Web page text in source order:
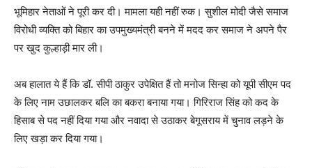
भूमिहार नेताओं ने पूरी कर दी। मामला यही नहीं रुक। सुशील मोदी जैसे समाज
विरोधी व्यक्ति को बिहार का उपमुख्यमंत्री बनने में मदद कर समाज ने अपने पैर
पर खुद कुल्हाड़ी मार ली।
अब हालात ये हैं कि डॉ. सीपी ठाकुर उपेक्षित हैं तो मनोज सिन्हा को यूपी सीएम पद
के लिए नाम उछालकर बलि का बकरा बनाया गया। गिरिराज सिंह को कद के
हिसाब से पद नहीं दिया गया और नवादा से उठाकर बेगूसराय में चुनाव लड़ने के
लिए खड़ा कर दिया गया।